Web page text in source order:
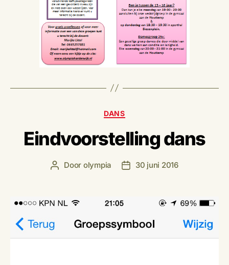
Categorieën
DANS
Eindvoorstelling dans
Berichtauteur
Door olympia Berichtdatum
30 juni 2016